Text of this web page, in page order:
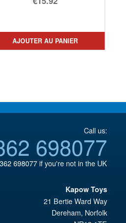
AJOUTER AU PANIER
Call us:
698077
698077if you're not in the UK
Kapow Toys
21 Bertie Ward Way
Dereham, Norfolk